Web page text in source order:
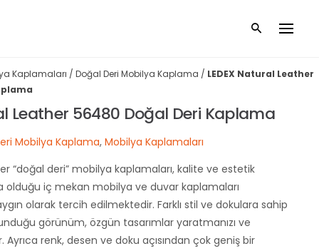
Kaplamaları /Doğal Deri Mobilya Kaplama / LEDEX Natural Leather
Leather 56480 Doğal Deri Kaplama
Mobilya Kaplama,Mobilya Kaplamaları
“doğal deri” mobilya kaplamaları, kalite ve estetik
olduğu iç mekan mobilya ve duvar kaplamaları
olarak tercih edilmektedir. Farklı stil ve dokulara sahip
görünüm, özgün tasarımlar yaratmanızı ve
Ayrıca renk, desen ve doku açısından çok geniş bir